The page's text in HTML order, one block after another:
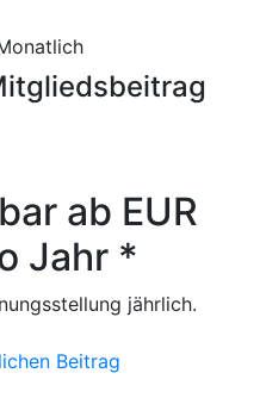
ab EUR
Jahr *
jährlich.
Beitrag